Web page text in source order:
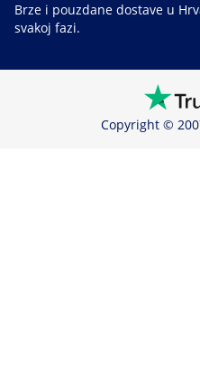
Brze i pouzdane dostave u
svakoj fazi.
Copyright ©